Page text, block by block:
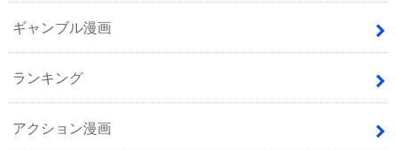
ギャンブル漫画
ランキング
アクション漫画